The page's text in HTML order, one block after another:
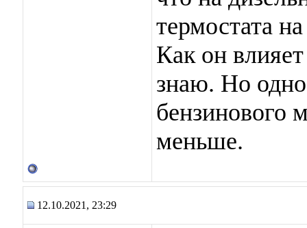
термостата
Как он
знаю. Но
бензинового
меньше.
12.10.2021, 23:29